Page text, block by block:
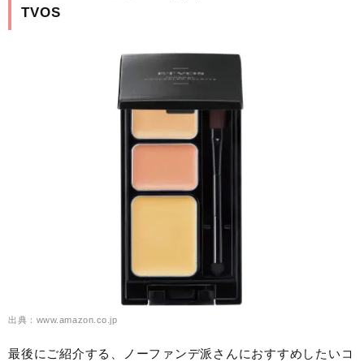
TVOS
出典：www.amazon.co.jp
最後にご紹介する、ノーファンデ派さんにおすすめしたいコ